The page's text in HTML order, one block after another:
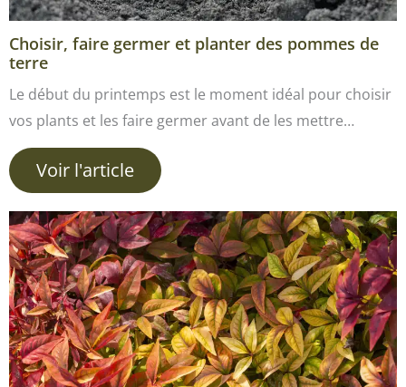
Choisir, faire germer et planter des pommes de
terre
Le début du printemps est le moment idéal pour choisir
vos plants et les faire germer avant de les mettre…
Voir l'article